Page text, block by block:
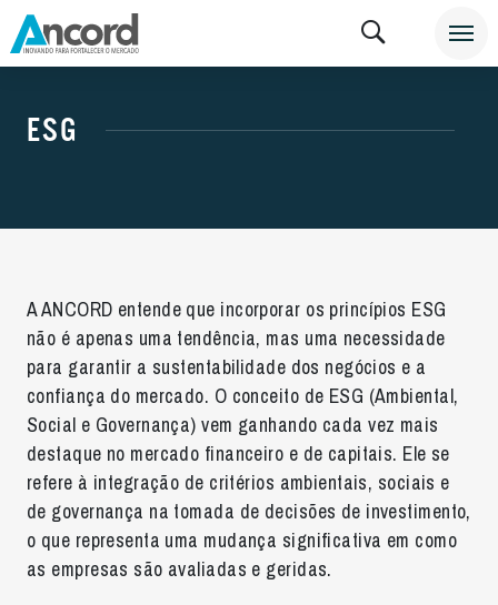
ESG
A ANCORD entende que incorporar os princípios ESG
não é apenas uma tendência, mas uma necessidade
para garantir a sustentabilidade dos negócios e a
confiança do mercado. O conceito de ESG (Ambiental,
Social e Governança) vem ganhando cada vez mais
destaque no mercado financeiro e de capitais. Ele se
refere à integração de critérios ambientais, sociais e
de governança na tomada de decisões de investimento,
o que representa uma mudança significativa em como
as empresas são avaliadas e geridas.